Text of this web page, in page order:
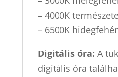
– 4000K
– 6500K hidegfehér
Digitális óra: A
digitális óra